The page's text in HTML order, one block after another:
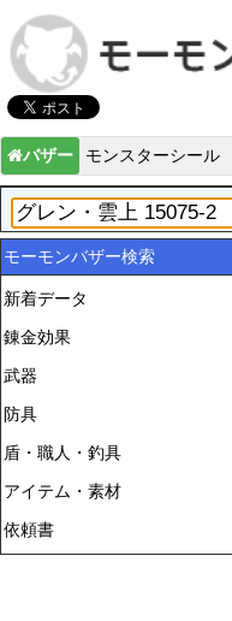
バザー モンスターシール
モーモンバザー検索
新着データ
錬金効果
武器
防具
盾・職人・釣具
アイテム・素材
依頼書